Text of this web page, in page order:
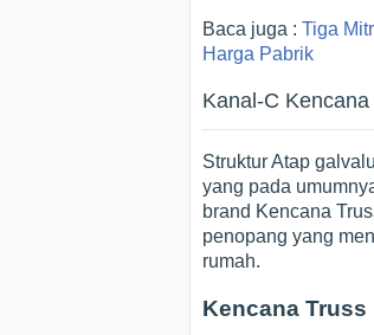
Baca juga : Tiga
Harga Pabrik
Kanal-C
Struktur Atap
yang pada
brand Kencana
penopang yang
rumah.
Kencana Truss